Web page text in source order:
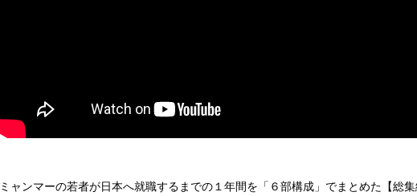
ミャンマーの若者が日本へ就職するまでの１年間を「６部構成」でまとめた【総集